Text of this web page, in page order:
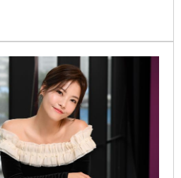
情沖昏頭的她堅持嫁給日籍老